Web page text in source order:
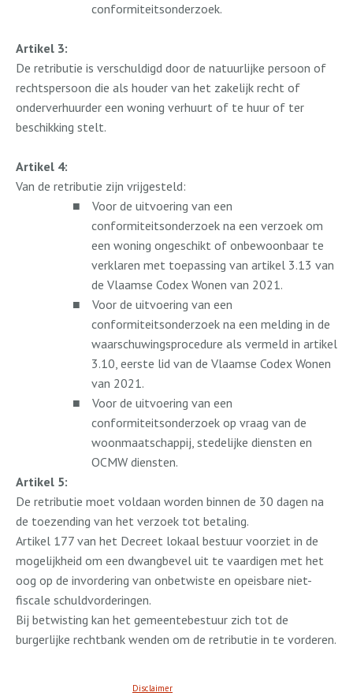
conformiteitsonderzoek.
Artikel 3:
De retributie is verschuldigd door de natuurlijke persoon of
rechtspersoon die als houder van het zakelijk recht of
onderverhuurder een woning verhuurt of te huur of ter
beschikking stelt.
Artikel 4:
Van de retributie zijn vrijgesteld:
■
Voor de uitvoering van een
conformiteitsonderzoek na een verzoek om
een woning ongeschikt of onbewoonbaar te
verklaren met toepassing van artikel 3.13 van
de Vlaamse Codex Wonen van 2021.
■
Voor de uitvoering van een
conformiteitsonderzoek na een melding in de
waarschuwingsprocedure als vermeld in artikel
3.10, eerste lid van de Vlaamse Codex Wonen
van 2021.
■
Voor de uitvoering van een
conformiteitsonderzoek op vraag van de
woonmaatschappij, stedelijke diensten en
OCMW diensten.
Artikel 5:
De retributie moet voldaan worden binnen de 30 dagen na
de toezending van het verzoek tot betaling.
Artikel 177 van het Decreet lokaal bestuur voorziet in de
mogelijkheid om een dwangbevel uit te vaardigen met het
oog op de invordering van onbetwiste en opeisbare niet-
fiscale schuldvorderingen.
Bij betwisting kan het gemeentebestuur zich tot de
burgerlijke rechtbank wenden om de retributie in te vorderen.
Disclaimer